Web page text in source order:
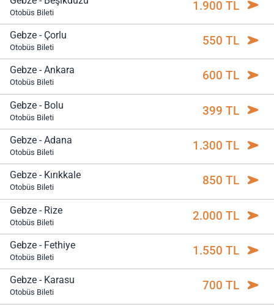
Otobüs Bileti 1.900 TL
Gebze - Çorlu
Otobüs Bileti 550 TL
Gebze - Ankara
Otobüs Bileti 600 TL
Gebze - Bolu
Otobüs Bileti 399 TL
Gebze - Adana
Otobüs Bileti 1.300 TL
Gebze - Kırıkkale
Otobüs Bileti 850 TL
Gebze - Rize
Otobüs Bileti 2.000 TL
Gebze - Fethiye
Otobüs Bileti 1.550 TL
Gebze - Karasu
Otobüs Bileti 700 TL